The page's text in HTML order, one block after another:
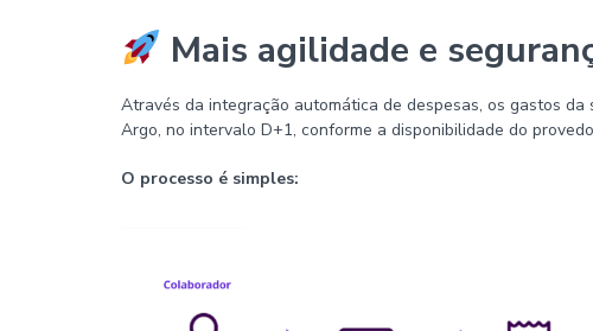
Mais agilidade e
Através da integração automática de despesas, os gastos
Argo, no intervalo D+1, conforme a disponibilidade do
O processo é simples: